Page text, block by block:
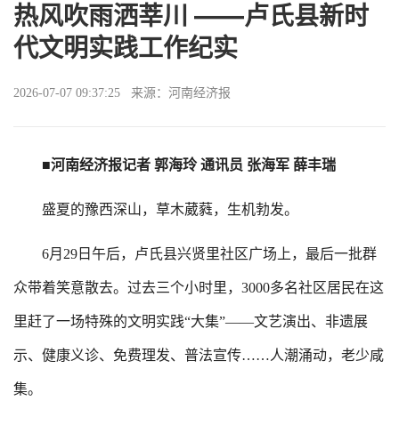
热风吹雨洒莘川 ——卢氏县新时
代文明实践工作纪实
2026-07-07 09:37:25 来源：河南经济报
■河南经济报记者 郭海玲 通讯员 张海军 薛丰瑞
盛夏的豫西深山，草木葳蕤，生机勃发。
6月29日午后，卢氏县兴贤里社区广场上，最后一批群
众带着笑意散去。过去三个小时里，3000多名社区居民在这
里赶了一场特殊的文明实践“大集”——文艺演出、非遗展
示、健康义诊、免费理发、普法宣传……人潮涌动，老少咸
集。